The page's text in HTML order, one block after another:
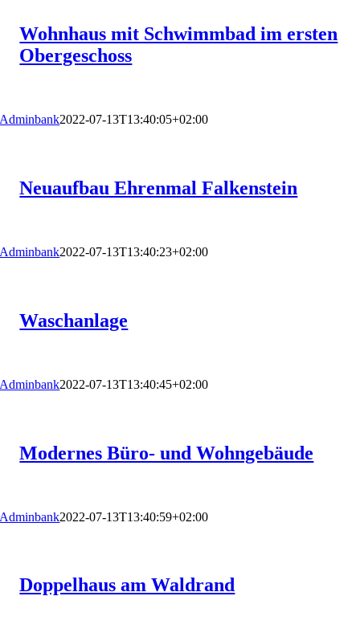
Wohnhaus mit Schwimmbad im ersten
Obergeschoss
Adminbank2022-07-13T13:40:05+02:00
Neuaufbau Ehrenmal Falkenstein
Adminbank2022-07-13T13:40:23+02:00
Waschanlage
Adminbank2022-07-13T13:40:45+02:00
Modernes Büro- und Wohngebäude
Adminbank2022-07-13T13:40:59+02:00
Doppelhaus am Waldrand